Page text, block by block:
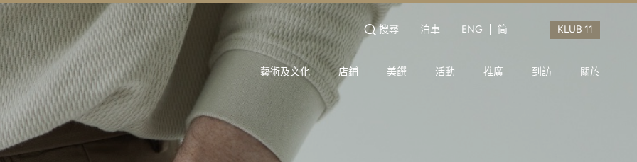
搜尋 泊車 ENG 简
藝術及文化 店鋪 美饌 活動 推廣 到訪 關於